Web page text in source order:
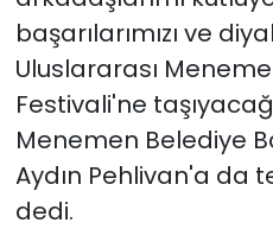
başarılarımızı ve
Uluslararası
Festivali'ne
Menemen Belediye
Aydın Pehlivan'a da
dedi.